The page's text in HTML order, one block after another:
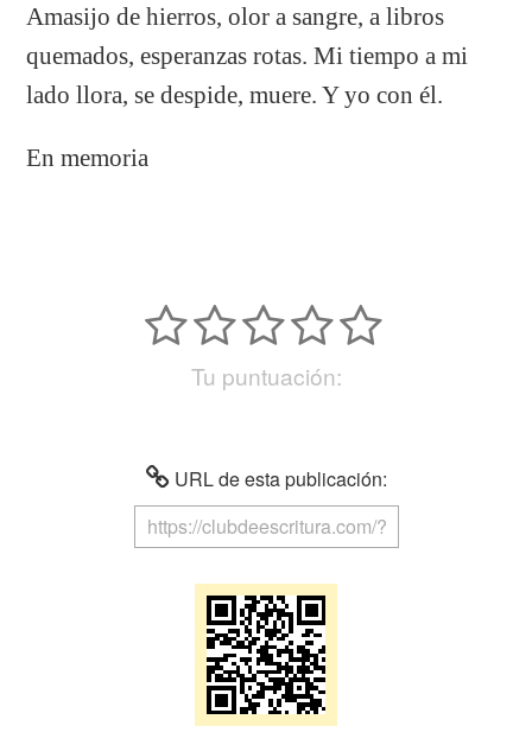
Amasijo de hierros, olor a sangre, a libros
quemados, esperanzas rotas. Mi tiempo a mi
lado llora, se despide, muere. Y yo con él.
En memoria
Tu puntuación:
URL de esta publicación: